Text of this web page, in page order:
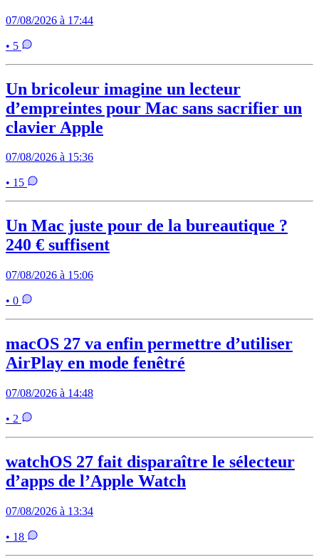
07/08/2026 à 17:44
• 5
Un bricoleur imagine un lecteur
d’empreintes pour Mac sans sacrifier un
clavier Apple
07/08/2026 à 15:36
• 15
Un Mac juste pour de la bureautique ?
240 € suffisent
07/08/2026 à 15:06
• 0
macOS 27 va enfin permettre d’utiliser
AirPlay en mode fenêtré
07/08/2026 à 14:48
• 2
watchOS 27 fait disparaître le sélecteur
d’apps de l’Apple Watch
07/08/2026 à 13:34
• 18